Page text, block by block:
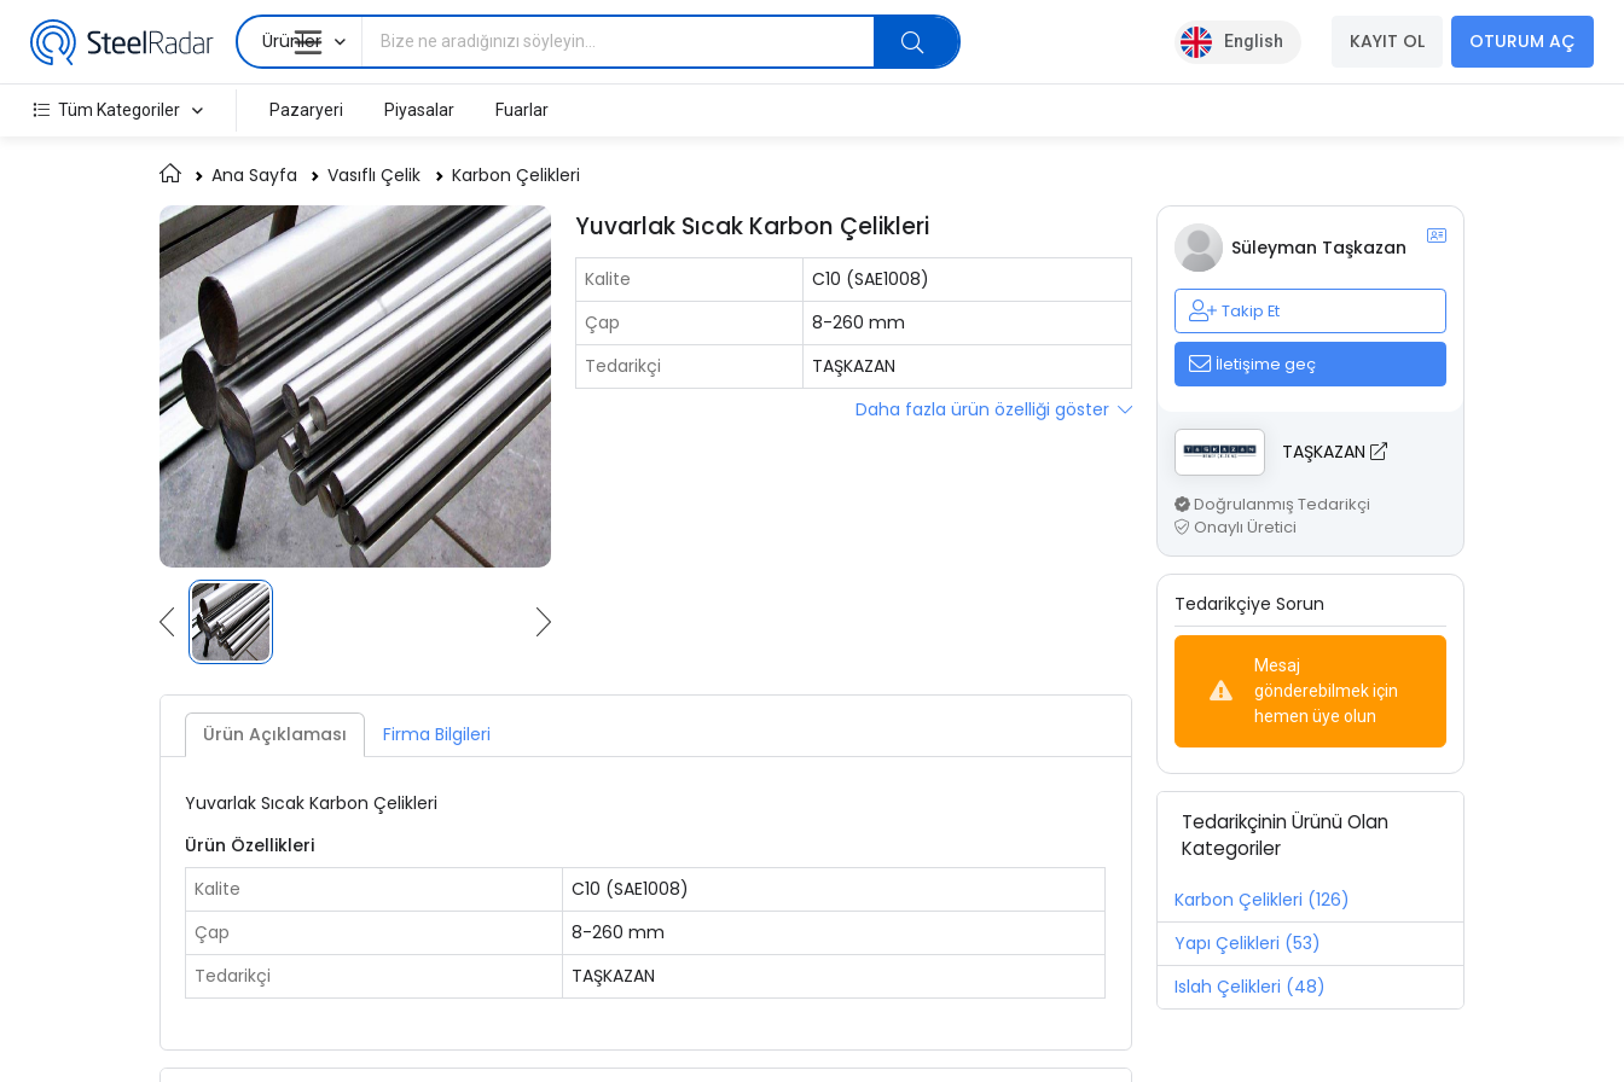
Ürünler English KAYIT OL OTURUM AÇ
Tüm Kategoriler Pazaryeri Piyasalar Fuarlar
Ana Sayfa Vasıflı Çelik Karbon Çelikleri
Yuvarlak Sıcak Karbon Çelikleri
Kalite
C10 (SAE1008)
Çap
8-260 mm
Tedarikçi
TAŞKAZAN
Daha fazla ürün özelliği göster
Ürün Açıklaması Firma Bilgileri
Yuvarlak Sıcak Karbon Çelikleri
Ürün Özellikleri
Kalite
C10 (SAE1008)
Çap
8-260 mm
Tedarikçi
TAŞKAZAN
Süleyman Taşkazan
Takip Et
İletişime geç
TAŞKAZAN
Doğrulanmış Tedarikçi
Onaylı Üretici
Tedarikçiye Sorun
Mesaj
gönderebilmek için
hemen üye olun
Tedarikçinin Ürünü Olan
Kategoriler
Karbon Çelikleri (126)
Yapı Çelikleri (53)
Islah Çelikleri (48)